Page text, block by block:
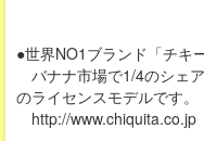
●世界NO1ブランド「チキ
バナナ市場で1/4のシェ
のライセンスモデルです。
http://www.chiquita.co.jp